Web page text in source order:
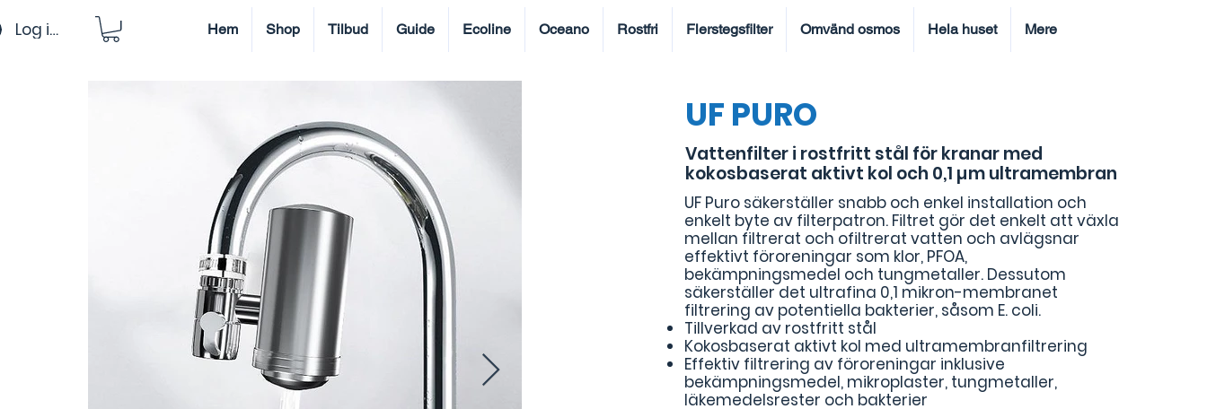
Log ind Hem Shop Tilbud Guide Ecoline Oceano Rostfri Flerstegsfilter Omvänd osmos Hela huset Mere
UF PURO
Vattenfilter i rostfritt stål för kranar med
kokosbaserat aktivt kol och 0,1 µm ultramembran
UF Puro säkerställer snabb och enkel installation och
enkelt byte av filterpatron. Filtret gör det enkelt att växla
mellan filtrerat och ofiltrerat vatten och avlägsnar
effektivt föroreningar som klor, PFOA,
bekämpningsmedel och tungmetaller. Dessutom
säkerställer det ultrafina 0,1 mikron-membranet
filtrering av potentiella bakterier, såsom E. coli.
Tillverkad av rostfritt stål
Kokosbaserat aktivt kol med ultramembranfiltrering
Effektiv filtrering av föroreningar inklusive
bekämpningsmedel, mikroplaster, tungmetaller,
läkemedelsrester och bakterier